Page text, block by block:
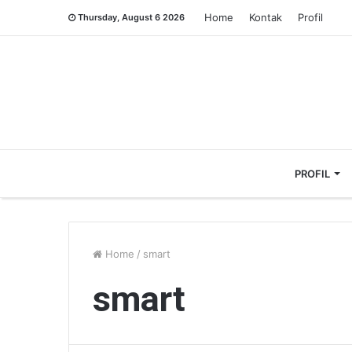
Thursday, August 6 2026 Home Kontak Profil
PROFIL
Home / smart
smart